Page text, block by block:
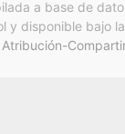
a base de
y disponible bajo la
Atribución-